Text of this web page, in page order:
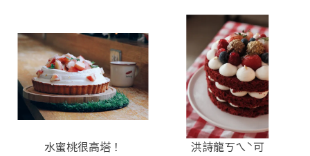
水蜜桃很高塔！ 洪詩龍ㄎㄟˋ可